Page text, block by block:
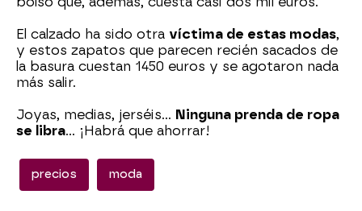
El calzado ha sido otra víctima de estas modas,
y estos zapatos que parecen recién sacados de
la basura cuestan 1450 euros y se agotaron nada
más salir.
Joyas, medias, jerséis… Ninguna prenda de ropa
se libra… ¡Habrá que ahorrar!
precios moda